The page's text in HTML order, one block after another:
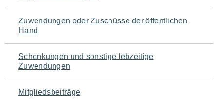
Zuwendungen oder Zuschüsse der öffentlichen
Hand
Schenkungen und sonstige lebzeitige
Zuwendungen
Mitgliedsbeiträge